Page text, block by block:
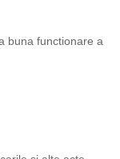
buna functionare a